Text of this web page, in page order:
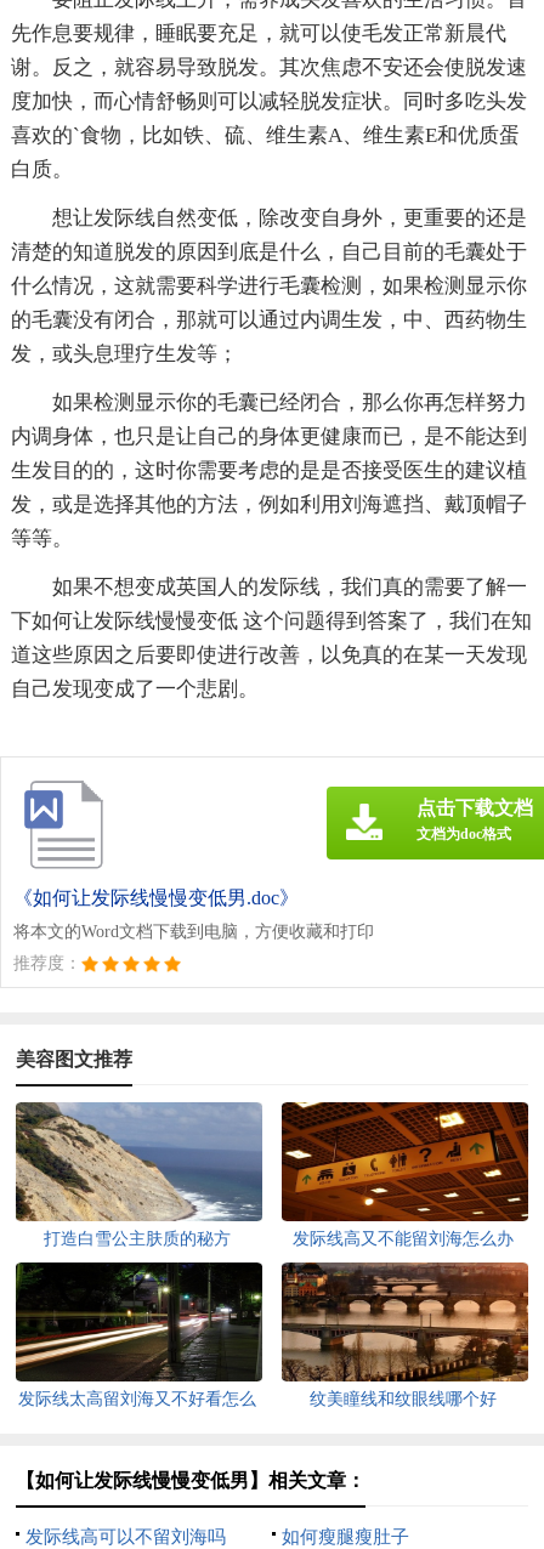
先作息要规律，睡眠要充足，就可以使毛发正常新晨代
谢。反之，就容易导致脱发。其次焦虑不安还会使脱发速
度加快，而心情舒畅则可以减轻脱发症状。同时多吃头发
喜欢的`食物，比如铁、硫、维生素A、维生素E和优质蛋
白质。
想让发际线自然变低，除改变自身外，更重要的还是
清楚的知道脱发的原因到底是什么，自己目前的毛囊处于
什么情况，这就需要科学进行毛囊检测，如果检测显示你
的毛囊没有闭合，那就可以通过内调生发，中、西药物生
发，或头息理疗生发等；
如果检测显示你的毛囊已经闭合，那么你再怎样努力
内调身体，也只是让自己的身体更健康而已，是不能达到
生发目的的，这时你需要考虑的是是否接受医生的建议植
发，或是选择其他的方法，例如利用刘海遮挡、戴顶帽子
等等。
如果不想变成英国人的发际线，我们真的需要了解一
下如何让发际线慢慢变低 这个问题得到答案了，我们在知
道这些原因之后要即使进行改善，以免真的在某一天发现
自己发现变成了一个悲剧。
《如何让发际线慢慢变低男.doc》
将本文的Word文档下载到电脑，方便收藏和打印
推荐度：
点击下载文档
文档为doc格式
美容图文推荐
打造白雪公主肤质的秘方 发际线高又不能留刘海怎么办
发际线太高留刘海又不好看怎么
纹美瞳线和纹眼线哪个好
【如何让发际线慢慢变低男】相关文章：
发际线高可以不留刘海吗 如何瘦腿瘦肚子